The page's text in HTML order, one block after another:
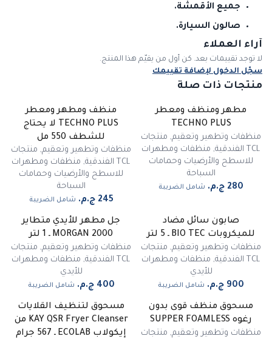
جميع الأقمشة.
صالون السيارة.
آراء العملاء
لا توجد تقييمات بعد. كن أول من يقيّم هذا المنتج.
سجّل الدخول لإضافة تقييمك
منتجات ذات صلة
مطهر ومنظف ومعطر
TECHNO PLUS
منظفات وتطهير وتعقيم, منتجات
TCL الفندقية
, منظفات ومطهرات
للاسطح والأرضيات وحمامات
السباحة
شامل الضريبة
منظف ومطهر ومعطر
TECHNO PLUS لا يحتاج
للشطف 550 مل
منظفات وتطهير وتعقيم, منتجات
TCL الفندقية
, منظفات ومطهرات
للاسطح والأرضيات وحمامات
السباحة
شامل الضريبة
صابون سائل مضاد
للميكروبات BIO TEC ـ 5 لتر
منظفات وتطهير وتعقيم, منتجات
TCL الفندقية
, منظفات ومطهرات
للأيدي
شامل الضريبة
جل مطهر للأيدي متطاير
MORGAN 2000 ـ 1 لتر
منظفات وتطهير وتعقيم, منتجات
TCL الفندقية
, منظفات ومطهرات
للأيدي
شامل الضريبة
مسحوق منظف قوى بدون
رغوه SUPPER FOAMLESS
منظفات وتطهير وتعقيم, منتجات
مسحوق لتنظيف القلايات
KAY QSR Fryer Cleanser من
إيكولاب ECOLAB ـ 567 جرام